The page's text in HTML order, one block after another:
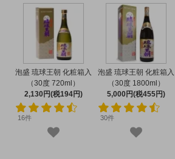
泡盛 琉球王朝 化粧箱入
（30度 720ml）
2,130円(税194円)
16件
泡盛 琉球王朝 化粧箱入
（30度 1800ml）
5,000円(税455円)
30件